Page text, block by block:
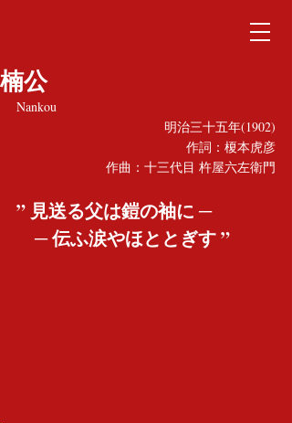
楠公
Nankou
明治三十五年(1902)
作詞：榎本虎彦
作曲：十三代目 杵屋六左衛門
” 見送る父は鎧の袖に ─
─ 伝ふ涙やほととぎす ”